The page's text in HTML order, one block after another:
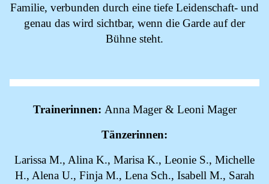
Familie, verbunden durch eine tiefe Leidenschaft- und
genau das wird sichtbar, wenn die Garde auf der
Bühne steht.
Trainerinnen: Anna Mager & Leoni Mager
Tänzerinnen:
Larissa M., Alina K., Marisa K., Leonie S., Michelle
H., Alena U., Finja M., Lena Sch., Isabell M., Sarah